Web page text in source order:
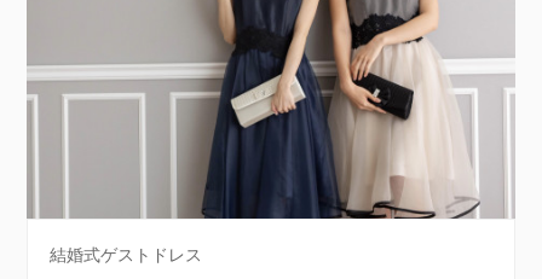
結婚式ゲストドレス